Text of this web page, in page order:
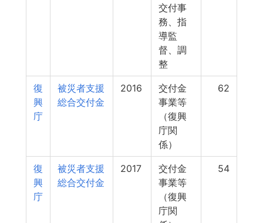
交付事
務、指
導監
督、調
整
復
興
庁
被災者支援
総合交付金
2016
交付金
事業等
（復興
庁関
係）
62
復
興
庁
被災者支援
総合交付金
2017
交付金
事業等
（復興
庁関
54